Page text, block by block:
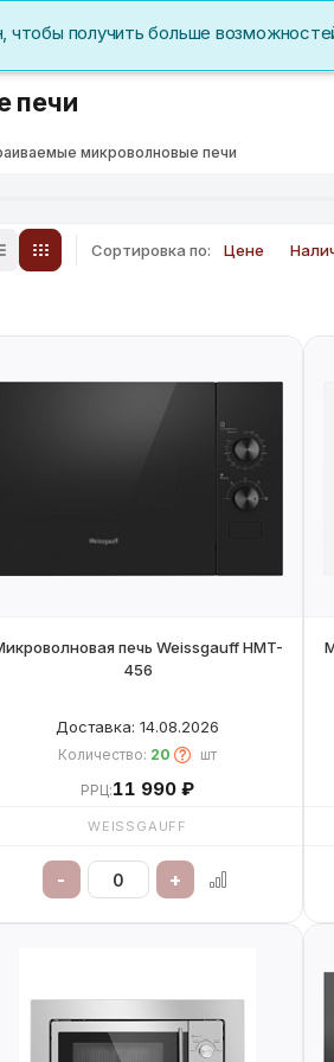
печи
микроволновые печи
Сортировка по: Цене
печь Weissgauff HMT-
456
Доставка: 14.08.2026
Количество: 20
шт
РРЦ:11 990 ₽
WEISSGAUFF
- +
получить больше